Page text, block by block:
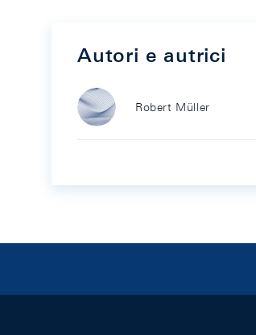
Autori e autrici
Robert Müller